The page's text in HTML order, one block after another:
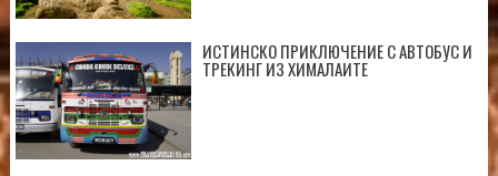
ИСТИНСКО ПРИКЛЮЧЕНИЕ С АВТОБУС И
ТРЕКИНГ ИЗ ХИМАЛАИТЕ